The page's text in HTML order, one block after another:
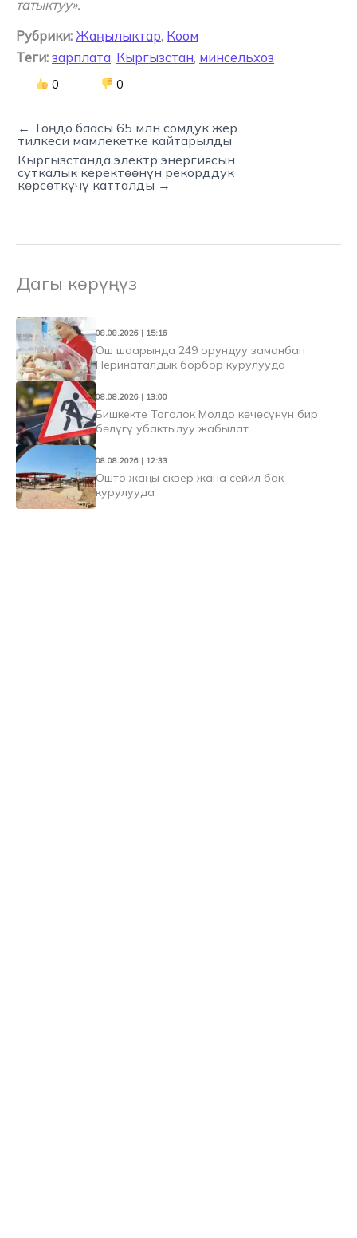
татыктуу».
Рубрики: Жаңылыктар, Коом
Теги: зарплата, Кыргызстан, минсельхоз
0 0
← Тоңдо баасы 65 млн сомдук жер
тилкеси мамлекетке кайтарылды
Кыргызстанда электр энергиясын
суткалык керектөөнүн рекорддук
көрсөткүчү катталды →
Дагы көрүңүз
08.08.2026 | 15:16
Ош шаарында 249 орундуу заманбап
Перинаталдык борбор курулууда
08.08.2026 | 13:00
Бишкекте Тоголок Молдо көчөсүнүн бир
бөлүгү убактылуу жабылат
08.08.2026 | 12:33
Ошто жаңы сквер жана сейил бак
курулууда